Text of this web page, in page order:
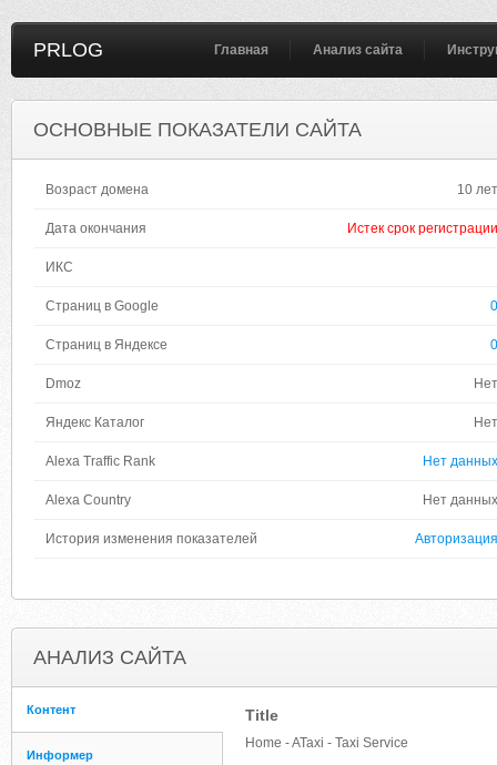
PRLOG Главная Анализ сайта
ОСНОВНЫЕ ПОКАЗАТЕЛИ САЙТА
Возраст домена 10 лет
Дата окончания Истек срок регистрации
ИКС
Страниц в Google 0
Страниц в Яндексе 0
Dmoz Нет
Яндекс Каталог Нет
Alexa Traffic Rank Нет данных
Alexa Country Нет данных
История изменения показателей Авторизация
АНАЛИЗ САЙТА
Контент
Информер
Title
Home - ATaxi - Taxi Service